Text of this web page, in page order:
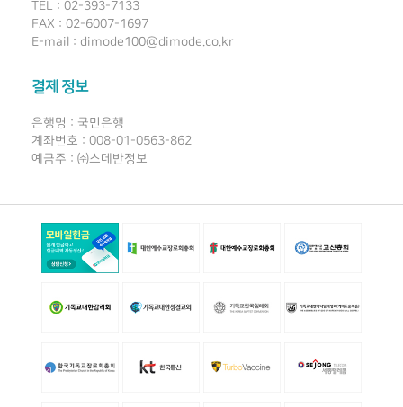
TEL : 02-393-7133
FAX : 02-6007-1697
E-mail : dimode100@dimode.co.kr
결제 정보
은행명 : 국민은행
계좌번호 : 008-01-0563-862
예금주 : ㈜스데반정보